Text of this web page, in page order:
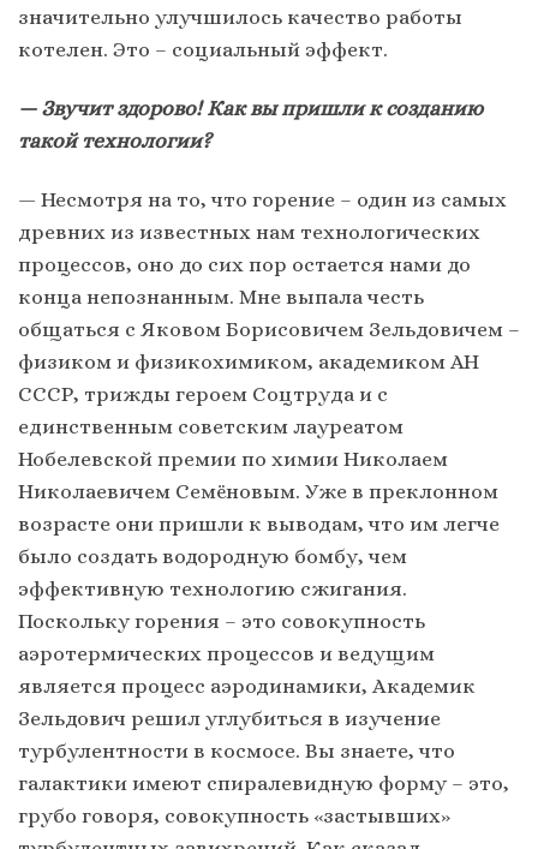
значительно улучшилось качество работы
котелен. Это – социальный эффект.
— Звучит здорово! Как вы пришли к созданию
такой технологии?
— Несмотря на то, что горение – один из самых
древних из известных нам технологических
процессов, оно до сих пор остается нами до
конца непознанным. Мне выпала честь
общаться с Яковом Борисовичем Зельдовичем –
физиком и физикохимиком, академиком АН
СССР, трижды героем Соцтруда и с
единственным советским лауреатом
Нобелевской премии по химии Николаем
Николаевичем Семёновым. Уже в преклонном
возрасте они пришли к выводам, что им легче
было создать водородную бомбу, чем
эффективную технологию сжигания.
Поскольку горения – это совокупность
аэротермических процессов и ведущим
является процесс аэродинамики, Академик
Зельдович решил углубиться в изучение
турбулентности в космосе. Вы знаете, что
галактики имеют спиралевидную форму – это,
грубо говоря, совокупность «застывших»